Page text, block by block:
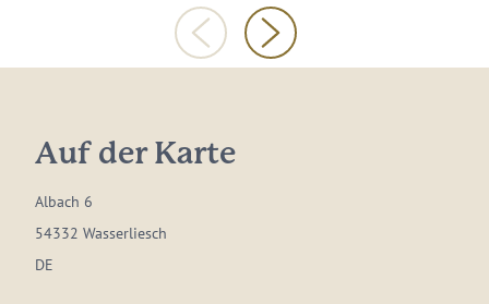
Auf der Karte
Albach 6
54332 Wasserliesch
DE